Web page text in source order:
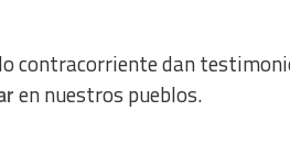
contracorriente dan
en nuestros pueblos.